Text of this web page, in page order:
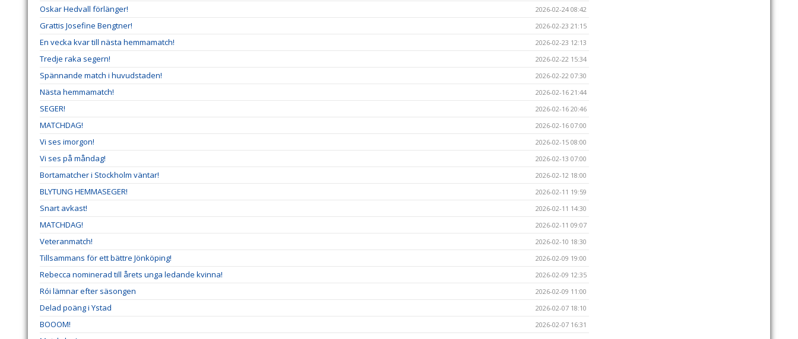
Oskar Hedvall förlänger! 2026-02-24 08:42
Grattis Josefine Bengtner! 2026-02-23 21:15
En vecka kvar till nästa hemmamatch! 2026-02-23 12:13
Tredje raka segern! 2026-02-22 15:34
Spännande match i huvudstaden! 2026-02-22 07:30
Nästa hemmamatch! 2026-02-16 21:44
SEGER! 2026-02-16 20:46
MATCHDAG! 2026-02-16 07:00
Vi ses imorgon! 2026-02-15 08:00
Vi ses på måndag! 2026-02-13 07:00
Bortamatcher i Stockholm väntar! 2026-02-12 18:00
BLYTUNG HEMMASEGER! 2026-02-11 19:59
Snart avkast! 2026-02-11 14:30
MATCHDAG! 2026-02-11 09:07
Veteranmatch! 2026-02-10 18:30
Tillsammans för ett bättre Jönköping! 2026-02-09 19:00
Rebecca nominerad till årets unga ledande kvinna! 2026-02-09 12:35
Rói lämnar efter säsongen 2026-02-09 11:00
Delad poäng i Ystad 2026-02-07 18:10
BOOOM! 2026-02-07 16:31